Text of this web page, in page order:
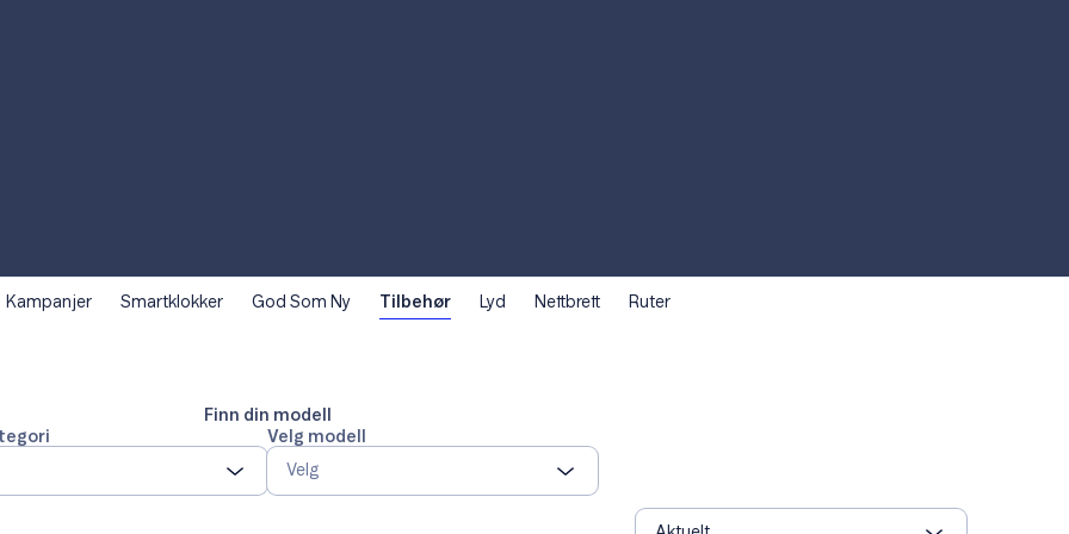
Kampanjer Smartklokker God Som Ny Tilbehør Lyd Nettbrett Ruter
Finn din modell
Velg modell